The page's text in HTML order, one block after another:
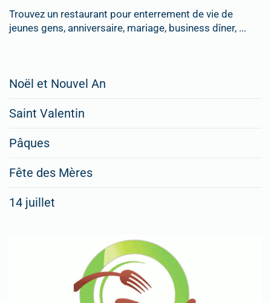
Trouvez un restaurant pour enterrement de vie de
jeunes gens, anniversaire, mariage, business dîner, ...
rubriques
Spéciales
Fêtes
Noël et Nouvel An
Saint Valentin
Pâques
Fête des Mères
14 juillet